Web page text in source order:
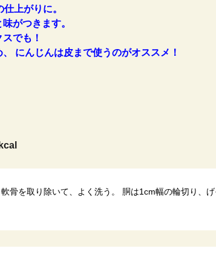
上がりに。
がつきます。
でも！
にんじんは皮まで使うのがオススメ！
骨を取り除いて、よく洗う。 胴は1cm幅の輪切り、げ